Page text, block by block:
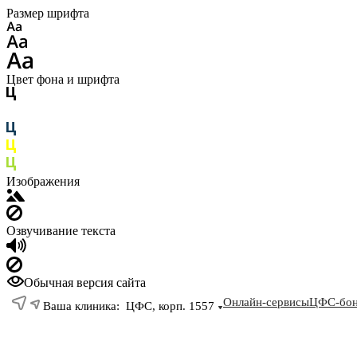
Размер шрифта
Цвет фона и шрифта
Изображения
Озвучивание текста
Обычная версия сайта
Ваша клиника: ЦФС, корп. 1557 Онлайн-сервисыЦФС-